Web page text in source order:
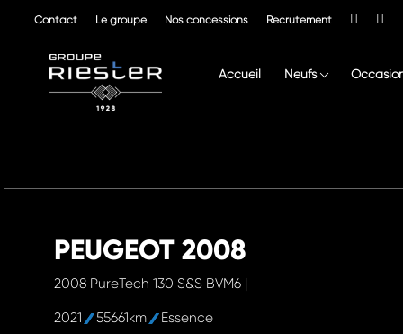
Contact Le groupe Nos concessions Recrutement
Accueil Neufs
PEUGEOT 2008
2008 PureTech 130 S&S BVM6 |
2021 55661km Essence